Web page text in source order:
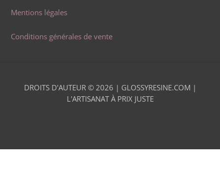
Mentions légales
Conditions générales de vente
DROITS D'AUTEUR © 2026 | GLOSSYRESINE.COM |
L'ARTISANAT À PRIX JUSTE